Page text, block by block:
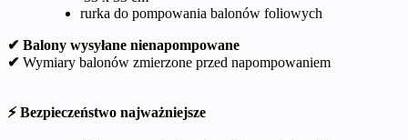
rurka do pompowania balonów foliowych
✔ Balony wysyłane nienapompowane
✔ Wymiary balonów zmierzone przed napompowaniem
⚡ Bezpieczeństwo najważniejsze